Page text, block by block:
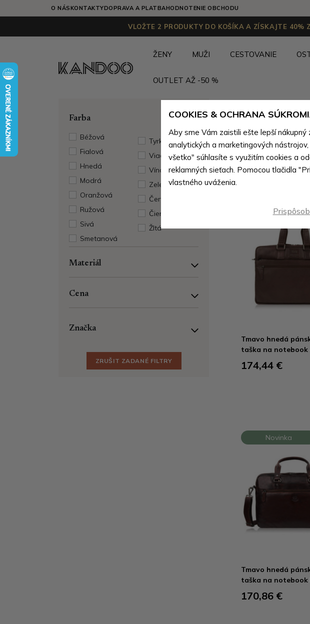
O NÁSKONTAKTYDOPRAVA A PLATBAHODNOTENIE OBCHODU
VLOŽTE 2 PRODUKTY DO KOŠÍKA A ZÍSKAJTE 40%
ŽENY MUŽI CESTOVANIE
OUTLET AŽ -50 %
Farba
Béžová
Fialová
Hnedá
Modrá
Oranžová
Ružová
Sivá
Smetanová
Tyrkysová
Viacfarebná
Vínová
Zelená
Červená
Čierna
Žltá
Materiál
Cena
Značka
ZRUŠIT ZADANÉ FILTRY
Novinky (346
Novinka
Tmavo hnedá
taška na notebook
174,44 €
Novinka
Tmavo hnedá
taška na notebook
170,86 €
COOKIES & OCHRANA
Aby sme Vám zaistili ešte lepší
analytických a marketingových
všetko" súhlasíte s využitím cookies a
reklamných sieťach. Pomocou tlačidla
vlastného uváženia.